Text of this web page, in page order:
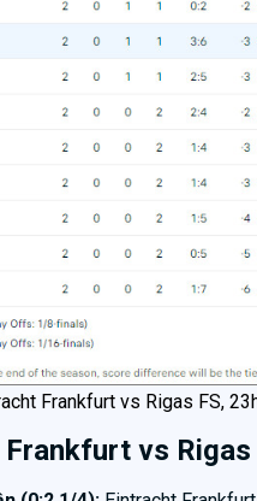
Frankfurt vs Rigas FS,
vs Rigas